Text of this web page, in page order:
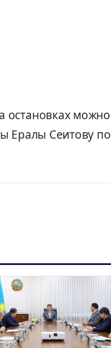
остановках можно
Ералы Сеитову по